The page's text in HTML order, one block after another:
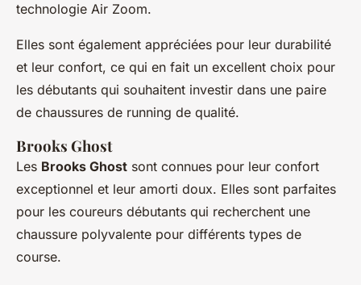
technologie Air Zoom.
Elles sont également appréciées pour leur durabilité
et leur confort, ce qui en fait un excellent choix pour
les débutants qui souhaitent investir dans une paire
de chaussures de running de qualité.
Brooks Ghost
Les Brooks Ghost sont connues pour leur confort
exceptionnel et leur amorti doux. Elles sont parfaites
pour les coureurs débutants qui recherchent une
chaussure polyvalente pour différents types de
course.